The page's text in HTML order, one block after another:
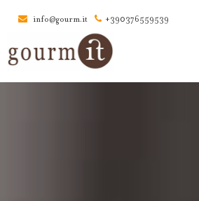
info@gourm.it +390376559539